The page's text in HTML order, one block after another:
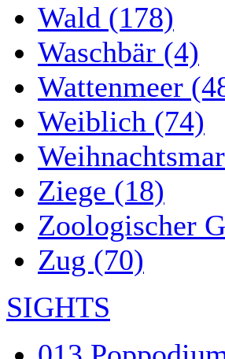
Wald (178)
Waschbär (4)
Wattenmeer
Weiblich (74)
Ziege (18)
Zoologischer
Zug (70)
SIGHTS